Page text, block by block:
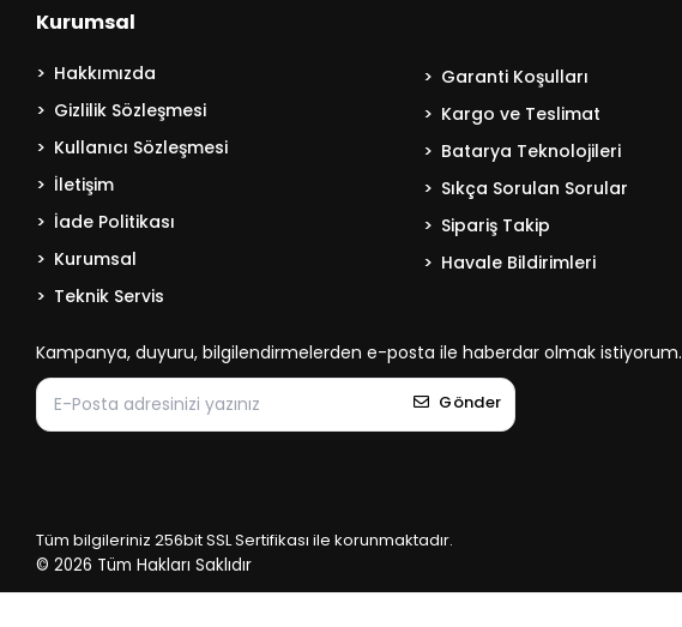
Kurumsal
Hakkımızda
Gizlilik Sözleşmesi
Kullanıcı Sözleşmesi
İletişim
İade Politikası
Kurumsal
Teknik Servis
Garanti Koşulları
Kargo ve Teslimat
Batarya Teknolojileri
Sıkça Sorulan Sorular
Sipariş Takip
Havale Bildirimleri
Kampanya, duyuru, bilgilendirmelerden e-posta ile haberdar olmak istiyorum.
Gönder
Tüm bilgileriniz 256bit SSL Sertifikası ile korunmaktadır.
© 2026 Tüm Hakları Saklıdır